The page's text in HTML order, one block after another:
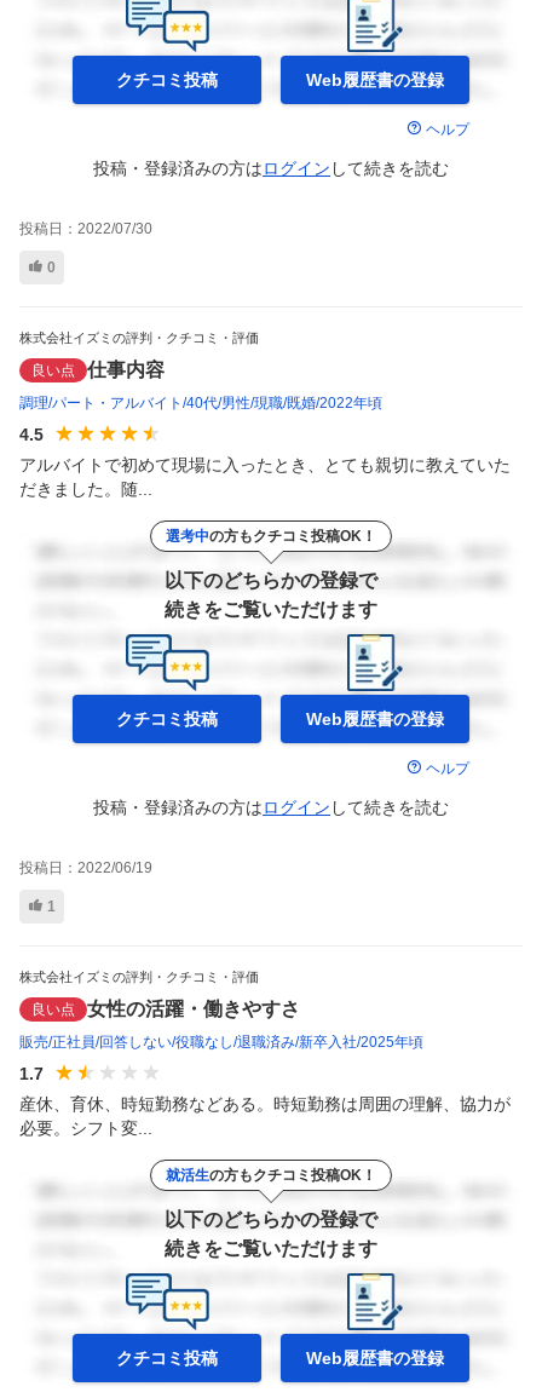
クチコミ投稿 Web履歴書の登録
ヘルプ
投稿・登録済みの方はログイン して続きを読む
投稿日： 2022/07/30
0
株式会社イズミの評判・クチコミ・評価
良い点 仕事内容
調理 パート・アルバイト 40代 男性 現職 既婚 2022年頃
4.5
アルバイトで初めて現場に入ったとき、とても親切に教えていた
だきました。随...
選考中の方もクチコミ投稿OK！
以下のどちらかの登録で
続きをご覧いただけます
クチコミ投稿 Web履歴書の登録
ヘルプ
投稿・登録済みの方はログイン して続きを読む
投稿日： 2022/06/19
1
株式会社イズミの評判・クチコミ・評価
良い点 女性の活躍・働きやすさ
販売 正社員 回答しない 役職なし 退職済み 新卒入社 2025年頃
1.7
産休、育休、時短勤務などある。時短勤務は周囲の理解、協力が
必要。シフト変...
就活生の方もクチコミ投稿OK！
以下のどちらかの登録で
続きをご覧いただけます
クチコミ投稿 Web履歴書の登録